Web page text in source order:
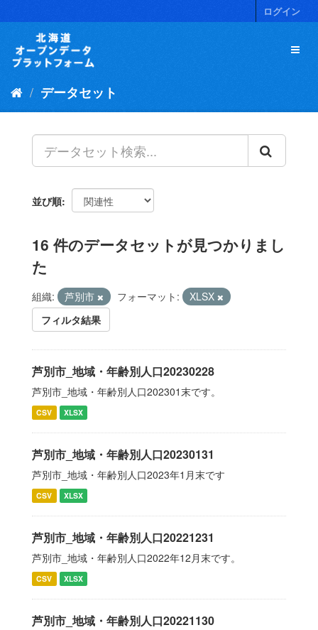
キ
ログイン
データセット
並び順
16 件のデータセットが見つかりまし
た
組織: 芦別市 フォーマット:
XLSX
フィルタ結果
芦別市_地域・年齢別人口20230228
芦別市_地域・年齢別人口202301末です。
CSV XLSX
芦別市_地域・年齢別人口20230131
芦別市_地域・年齢別人口2023年1月末です
CSV XLSX
芦別市_地域・年齢別人口20221231
芦別市_地域・年齢別人口2022年12月末です。
CSV XLSX
芦別市_地域・年齢別人口20221130